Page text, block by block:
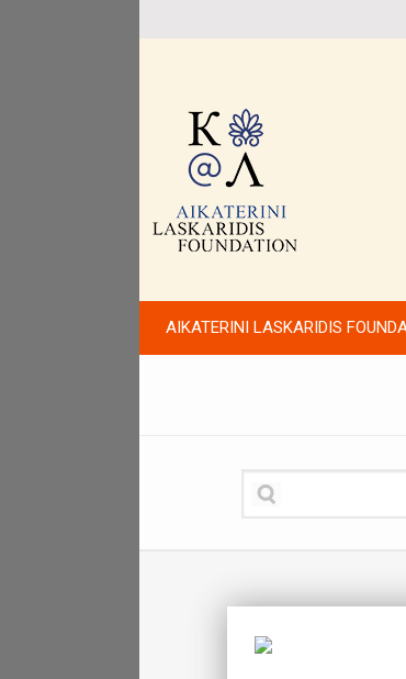
AIKATERINI LASKARIDIS